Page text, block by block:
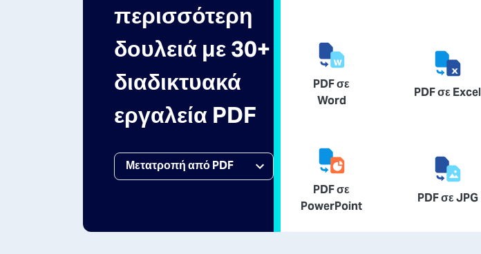
περισσότερη
δουλειά με 30+
διαδικτυακά
εργαλεία PDF
PDF σε
Word
PDF σε Excel
PDF σε
PowerPoint
PDF σε JPG